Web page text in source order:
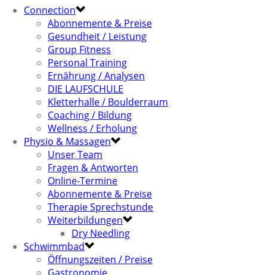
Connection
Abonnemente & Preise
Gesundheit / Leistung
Group Fitness
Personal Training
Ernährung / Analysen
DIE LAUFSCHULE
Kletterhalle / Boulderraum
Coaching / Bildung
Wellness / Erholung
Physio & Massagen
Unser Team
Fragen & Antworten
Online-Termine
Abonnemente & Preise
Therapie Sprechstunde
Weiterbildungen
Dry Needling
Schwimmbad
Öffnungszeiten / Preise